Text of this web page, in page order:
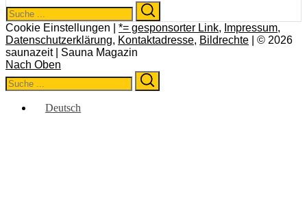
Search
for:
Cookie Einstellungen | *= gesponsorter Link, Impressum,
Datenschutzerklärung, Kontaktadresse, Bildrechte | © 2026
saunazeit | Sauna Magazin
Nach Oben
Search
for:
Deutsch